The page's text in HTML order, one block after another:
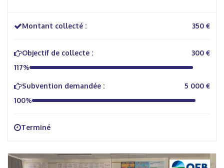
Montant collecté : 350 €
Objectif de collecte :
300 €
117%
Subvention demandée :
5 000 €
100%
Terminé